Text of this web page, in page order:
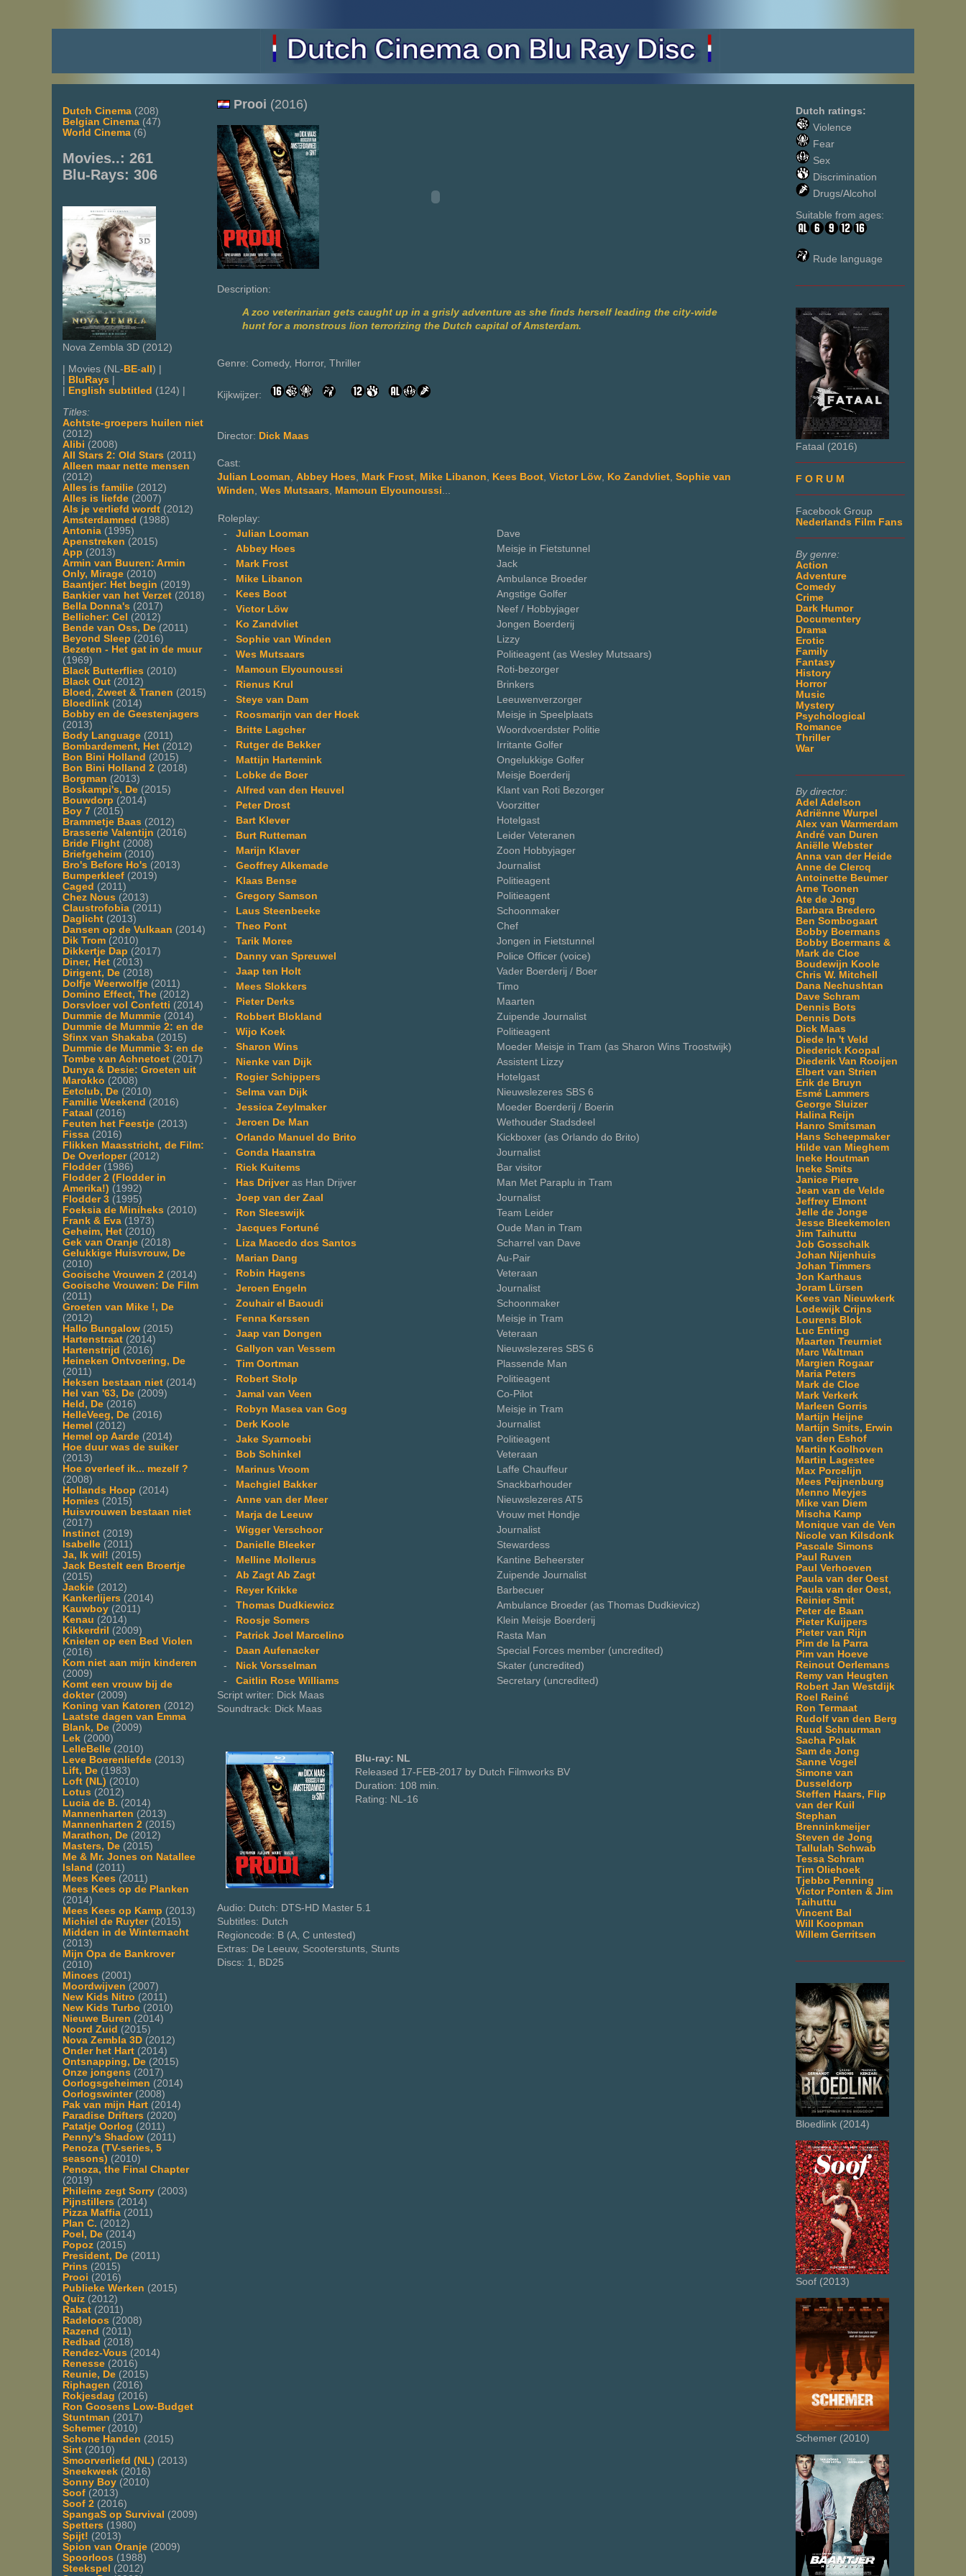
Dutch Cinema (208)
Belgian Cinema (47)
World Cinema (6)
Movies..: 261
Blu-Rays: 306
Nova Zembla 3D (2012)
| Movies (NL-BE-all) |
| BluRays |
| English subtitled (124) |
Titles:
Achtste-groepers huilen niet
(2012)
Alibi (2008)
All Stars 2: Old Stars (2011)
Alleen maar nette mensen
(2012)
Alles is familie (2012)
Alles is liefde (2007)
Als je verliefd wordt (2012)
Amsterdamned (1988)
Antonia (1995)
Apenstreken (2015)
App (2013)
Armin van Buuren: Armin
Only, Mirage (2010)
Baantjer: Het begin (2019)
Bankier van het Verzet (2018)
Bella Donna's (2017)
Bellicher: Cel (2012)
Bende van Oss, De (2011)
Beyond Sleep (2016)
Bezeten - Het gat in de muur
(1969)
Black Butterflies (2010)
Black Out (2012)
Bloed, Zweet & Tranen (2015)
Bloedlink (2014)
Bobby en de Geestenjagers
(2013)
Body Language (2011)
Bombardement, Het (2012)
Bon Bini Holland (2015)
Bon Bini Holland 2 (2018)
Borgman (2013)
Boskampi's, De (2015)
Bouwdorp (2014)
Boy 7 (2015)
Brammetje Baas (2012)
Brasserie Valentijn (2016)
Bride Flight (2008)
Briefgeheim (2010)
Bro's Before Ho's (2013)
Bumperkleef (2019)
Caged (2011)
Chez Nous (2013)
Claustrofobia (2011)
Daglicht (2013)
Dansen op de Vulkaan (2014)
Dik Trom (2010)
Dikkertje Dap (2017)
Diner, Het (2013)
Dirigent, De (2018)
Dolfje Weerwolfje (2011)
Domino Effect, The (2012)
Dorsvloer vol Confetti (2014)
Dummie de Mummie (2014)
Dummie de Mummie 2: en de
Sfinx van Shakaba (2015)
Dummie de Mummie 3: en de
Tombe van Achnetoet (2017)
Dunya & Desie: Groeten uit
Marokko (2008)
Eetclub, De (2010)
Familie Weekend (2016)
Fataal (2016)
Feuten het Feestje (2013)
Fissa (2016)
Flikken Maasstricht, de Film:
De Overloper(2012)
Flodder(1986)
Flodder 2 (Flodder in
Amerika!) (1992)
Flodder 3 (1995)
Foeksia de Miniheks (2010)
Frank & Eva (1973)
Geheim, Het (2010)
Gek van Oranje (2018)
Gelukkige Huisvrouw, De
(2010)
Gooische Vrouwen 2 (2014)
Gooische Vrouwen: De Film
(2011)
Groeten van Mike !, De
(2012)
Hallo Bungalow (2015)
Hartenstraat (2014)
Hartenstrijd (2016)
Heineken Ontvoering, De
(2011)
Heksen bestaan niet (2014)
Hel van '63, De (2009)
Held, De (2016)
HelleVeeg, De (2016)
Hemel (2012)
Hemel op Aarde (2014)
Hoe duur was de suiker
(2013)
Hoe overleef ik... mezelf ?
(2008)
Hollands Hoop (2014)
Homies (2015)
Huisvrouwen bestaan niet
(2017)
Instinct (2019)
Isabelle (2011)
Ja, Ik wil! (2015)
Jack Bestelt een Broertje
(2015)
Jackie (2012)
Kankerlijers (2014)
Kauwboy (2011)
Kenau (2014)
Kikkerdril (2009)
Knielen op een Bed Violen
(2016)
Kom niet aan mijn kinderen
(2009)
Komt een vrouw bij de
dokter(2009)
Koning van Katoren (2012)
Laatste dagen van Emma
Blank, De (2009)
Lek (2000)
LelleBelle (2010)
Leve Boerenliefde (2013)
Lift, De (1983)
Loft (NL) (2010)
Lotus (2012)
Lucia de B. (2014)
Mannenharten (2013)
Mannenharten 2 (2015)
Marathon, De (2012)
Masters, De (2015)
Me & Mr. Jones on Natallee
Island (2011)
Mees Kees (2011)
Mees Kees op de Planken
(2014)
Mees Kees op Kamp (2013)
Michiel de Ruyter(2015)
Midden in de Winternacht
(2013)
Mijn Opa de Bankrover
(2010)
Minoes (2001)
Moordwijven (2007)
New Kids Nitro (2011)
New Kids Turbo (2010)
Nieuwe Buren (2014)
Noord Zuid (2015)
Nova Zembla 3D (2012)
Onder het Hart (2014)
Ontsnapping, De (2015)
Onze jongens (2017)
Oorlogsgeheimen (2014)
Oorlogswinter(2008)
Pak van mijn Hart (2014)
Paradise Drifters (2020)
Patatje Oorlog (2011)
Penny's Shadow (2011)
Penoza (TV-series, 5
seasons) (2010)
Penoza, the Final Chapter
(2019)
Phileine zegt Sorry (2003)
Pijnstillers (2014)
Pizza Maffia (2011)
Plan C. (2012)
Poel, De (2014)
Popoz (2015)
President, De (2011)
Prins (2015)
Prooi (2016)
Publieke Werken (2015)
Quiz (2012)
Rabat (2011)
Radeloos (2008)
Razend (2011)
Redbad (2018)
Rendez-Vous (2014)
Renesse (2016)
Reunie, De (2015)
Riphagen (2016)
Rokjesdag (2016)
Ron Goosens Low-Budget
Stuntman (2017)
Schemer(2010)
Schone Handen (2015)
Sint (2010)
Smoorverliefd (NL) (2013)
Sneekweek (2016)
Sonny Boy (2010)
Soof (2013)
Soof 2 (2016)
SpangaS op Survival (2009)
Spetters (1980)
Spijt! (2013)
Spion van Oranje (2009)
Spoorloos (1988)
Steekspel (2012)
Dutch ratings:
Violence
Fear
Sex
Discrimination
Drugs/Alcohol
Suitable from ages:
Rude language
Fataal (2016)
F O R U M
Facebook Group
Nederlands Film Fans
By genre:
Action
Adventure
Comedy
Crime
Dark Humor
Documentery
Drama
Erotic
Family
Fantasy
History
Horror
Music
Mystery
Psychological
Romance
Thriller
War
By director:
Adel Adelson
Adriënne Wurpel
Alex van Warmerdam
André van Duren
Aniëlle Webster
Anna van der Heide
Anne de Clercq
Antoinette Beumer
Arne Toonen
Ate de Jong
Barbara Bredero
Ben Sombogaart
Bobby Boermans
Bobby Boermans &
Mark de Cloe
Boudewijn Koole
Chris W. Mitchell
Dana Nechushtan
Dave Schram
Dennis Bots
Dennis Dots
Dick Maas
Diede In 't Veld
Diederick Koopal
Diederik Van Rooijen
Elbert van Strien
Erik de Bruyn
Esmé Lammers
George Sluizer
Halina Reijn
Hanro Smitsman
Hans Scheepmaker
Hilde van Mieghem
Ineke Houtman
Ineke Smits
Janice Pierre
Jean van de Velde
Jeffrey Elmont
Jelle de Jonge
Jesse Bleekemolen
Jim Taihuttu
Job Gosschalk
Johan Nijenhuis
Johan Timmers
Jon Karthaus
Joram Lürsen
Kees van Nieuwkerk
Lodewijk Crijns
Lourens Blok
Luc Enting
Maarten Treurniet
Marc Waltman
Margien Rogaar
Maria Peters
Mark de Cloe
Mark Verkerk
Marleen Gorris
Martijn Heijne
Martijn Smits, Erwin
van den Eshof
Martin Koolhoven
Martin Lagestee
Max Porcelijn
Mees Peijnenburg
Menno Meyjes
Mike van Diem
Mischa Kamp
Monique van de Ven
Nicole van Kilsdonk
Pascale Simons
Paul Ruven
Paul Verhoeven
Paula van der Oest
Paula van der Oest,
Reinier Smit
Peter de Baan
Pieter Kuijpers
Pieter van Rijn
Pim de la Parra
Pim van Hoeve
Reinout Oerlemans
Remy van Heugten
Robert Jan Westdijk
Roel Reiné
Ron Termaat
Rudolf van den Berg
Ruud Schuurman
Sacha Polak
Sam de Jong
Sanne Vogel
Simone van
Dusseldorp
Steffen Haars, Flip
van der Kuil
Stephan
Brenninkmeijer
Steven de Jong
Tallulah Schwab
Tessa Schram
Tim Oliehoek
Tjebbo Penning
Victor Ponten & Jim
Taihuttu
Vincent Bal
Will Koopman
Willem Gerritsen
Bloedlink (2014)
Soof (2013)
Schemer (2010)
Prooi (2016)
Description:
A zoo veterinarian gets caught up in a grisly adventure as she finds herself leading the city-wide
hunt for a monstrous lion terrorizing the Dutch capital of Amsterdam.
Genre: Comedy, Horror, Thriller
Kijkwijzer:
Director: Dick Maas
Cast:
Julian Looman Abbey Hoes Mark Frost Mike Libanon Kees Boot Victor Löw Ko Zandvliet Sophie van
Winden Wes Mutsaars Mamoun Elyounoussi
Roleplay:
- Julian Looman
Dave
- Abbey Hoes
Meisje in Fietstunnel
-
Mark Frost
Jack
-
Mike Libanon
Ambulance Broeder
-
Kees Boot
Angstige Golfer
- Victor Löw
Neef / Hobbyjager
-
Ko Zandvliet
Jongen Boerderij
- Sophie van Winden
Lizzy
- Wes Mutsaars
Politieagent (as Wesley Mutsaars)
-
Mamoun Elyounoussi
Roti-bezorger
-
Rienus Krul
Brinkers
- Steye van Dam
Leeuwenverzorger
-
Roosmarijn van der Hoek
Meisje in Speelplaats
-
Britte Lagcher
Woordvoerdster Politie
-
Rutger de Bekker
Irritante Golfer
-
Mattijn Hartemink
Ongelukkige Golfer
-
Lobke de Boer
Meisje Boerderij
- Alfred van den Heuvel
Klant van Roti Bezorger
-
Peter Drost
Voorzitter
-
Bart Klever
Hotelgast
-
Burt Rutteman
Leider Veteranen
-
Marijn Klaver
Zoon Hobbyjager
- Geoffrey Alkemade
Journalist
-
Klaas Bense
Politieagent
- Gregory Samson
Politieagent
-
Laus Steenbeeke
Schoonmaker
- Theo Pont
Chef
- Tarik Moree
Jongen in Fietstunnel
-
Danny van Spreuwel
Police Officer (voice)
- Jaap ten Holt
Vader Boerderij / Boer
-
Mees Slokkers
Timo
-
Pieter Derks
Maarten
-
Robbert Blokland
Zuipende Journalist
- Wijo Koek
Politieagent
- Sharon Wins
Moeder Meisje in Tram (as Sharon Wins Troostwijk)
-
Nienke van Dijk
Assistent Lizzy
-
Rogier Schippers
Hotelgast
- Selma van Dijk
Nieuwslezeres SBS 6
- Jessica Zeylmaker
Moeder Boerderij / Boerin
- Jeroen De Man
Wethouder Stadsdeel
- Orlando Manuel do Brito
Kickboxer (as Orlando do Brito)
- Gonda Haanstra
Journalist
-
Rick Kuitems
Bar visitor
-
Has Drijver as Han Drijver
Man Met Paraplu in Tram
- Joep van der Zaal
Journalist
-
Ron Sleeswijk
Team Leider
- Jacques Fortuné
Oude Man in Tram
-
Liza Macedo dos Santos
Scharrel van Dave
-
Marian Dang
Au-Pair
-
Robin Hagens
Veteraan
- Jeroen Engeln
Journalist
- Zouhair el Baoudi
Schoonmaker
-
Fenna Kerssen
Meisje in Tram
- Jaap van Dongen
Veteraan
- Gallyon van Vessem
Nieuwslezeres SBS 6
- Tim Oortman
Plassende Man
-
Robert Stolp
Politieagent
- Jamal van Veen
Co-Pilot
-
Robyn Masea van Gog
Meisje in Tram
-
Derk Koole
Journalist
- Jake Syarnoebi
Politieagent
-
Bob Schinkel
Veteraan
-
Marinus Vroom
Laffe Chauffeur
-
Machgiel Bakker
Snackbarhouder
- Anne van der Meer
Nieuwslezeres AT5
-
Marja de Leeuw
Vrouw met Hondje
- Wigger Verschoor
Journalist
-
Danielle Bleeker
Stewardess
-
Melline Mollerus
Kantine Beheerster
- Ab Zagt Ab Zagt
Zuipende Journalist
-
Reyer Krikke
Barbecuer
- Thomas Dudkiewicz
Ambulance Broeder (as Thomas Dudkievicz)
-
Roosje Somers
Klein Meisje Boerderij
-
Patrick Joel Marcelino
Rasta Man
-
Daan Aufenacker
Special Forces member (uncredited)
-
Nick Vorsselman
Skater (uncredited)
- Caitlin Rose Williams
Secretary (uncredited)
Script writer: Dick Maas
Soundtrack: Dick Maas
Blu-ray: NL
Released 17-FEB-2017 by Dutch Filmworks BV
Duration: 108 min.
Rating: NL-16
Audio: Dutch: DTS-HD Master 5.1
Subtitles: Dutch
Regioncode: B (A, C untested)
Extras: De Leeuw, Scooterstunts, Stunts
Discs: 1, BD25